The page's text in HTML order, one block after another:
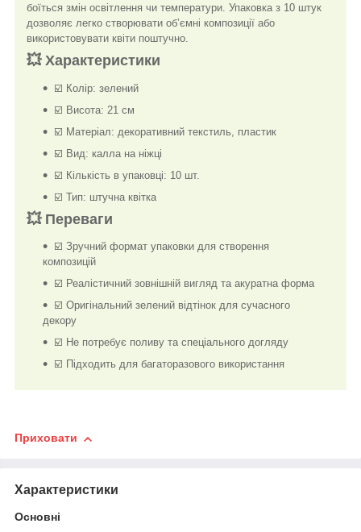
боїться змін освітлення чи температури. Упаковка з 10 штук
дозволяє легко створювати об’ємні композиції або
використовувати квіти поштучно.
💥 Характеристики
☑️ Колір: зелений
☑️ Висота: 21 см
☑️ Матеріал: декоративний текстиль, пластик
☑️ Вид: калла на ніжці
☑️ Кількість в упаковці: 10 шт.
☑️ Тип: штучна квітка
💥 Переваги
☑️ Зручний формат упаковки для створення
композицій
☑️ Реалістичний зовнішній вигляд та акуратна форма
☑️ Оригінальний зелений відтінок для сучасного
декору
☑️ Не потребує поливу та спеціального догляду
☑️ Підходить для багаторазового використання
Приховати
Характеристики
Основні